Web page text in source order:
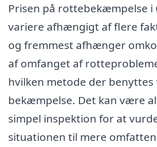
Prisen på rottebekæmpelse i
variere afhængigt af flere
og fremmest afhænger
af omfanget af
hvilken metode der benyttes
bekæmpelse. Det kan være
simpel inspektion for at
situationen til mere